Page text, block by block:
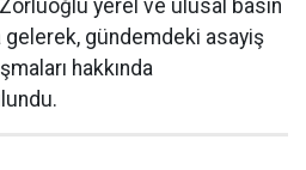
yerel ve ulusal basın
gündemdeki asayiş
hakkında